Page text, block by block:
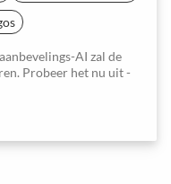
AI zal de
Probeer het nu uit -